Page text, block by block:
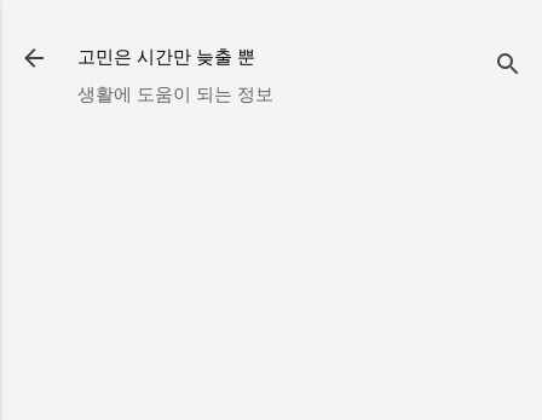
고민은 시간만 늦출 뿐
생활에 도움이 되는 정보